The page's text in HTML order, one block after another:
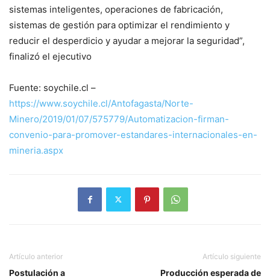
sistemas inteligentes, operaciones de fabricación,
sistemas de gestión para optimizar el rendimiento y
reducir el desperdicio y ayudar a mejorar la seguridad”,
finalizó el ejecutivo
Fuente: soychile.cl –
https://www.soychile.cl/Antofagasta/Norte-
Minero/2019/01/07/575779/Automatizacion-firman-
convenio-para-promover-estandares-internacionales-en-
mineria.aspx
Artículo anterior
Postulación a
Artículo siguiente
​Producción esperada de